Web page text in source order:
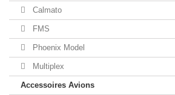
Calmato
FMS
Phoenix Model
Multiplex
Accessoires Avions